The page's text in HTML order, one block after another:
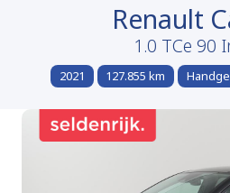
Renault
1.0 TCe 90
2021 127.855 km